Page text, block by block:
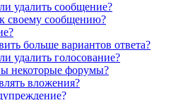
удалить сообщение?
своему сообщению?
больше вариантов ответа?
удалить голосование?
некоторые форумы?
вложения?